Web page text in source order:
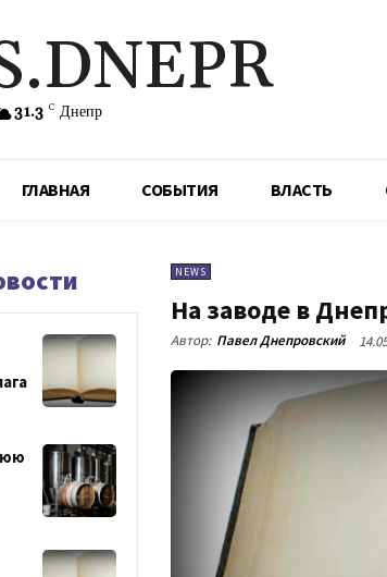
31.3 C Днепр
ГЛАВНАЯ СОБЫТИЯ ВЛАСТЬ
NEWS
На заводе в
Автор: Павел Днепровский